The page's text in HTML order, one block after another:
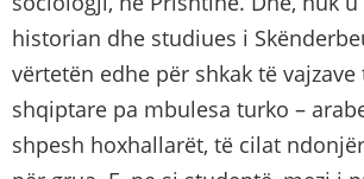
historian dhe studiues i
vërtetën edhe për shkak të vajzave
shqiptare pa mbulesa turko –
shpesh hoxhallarët, të cilat